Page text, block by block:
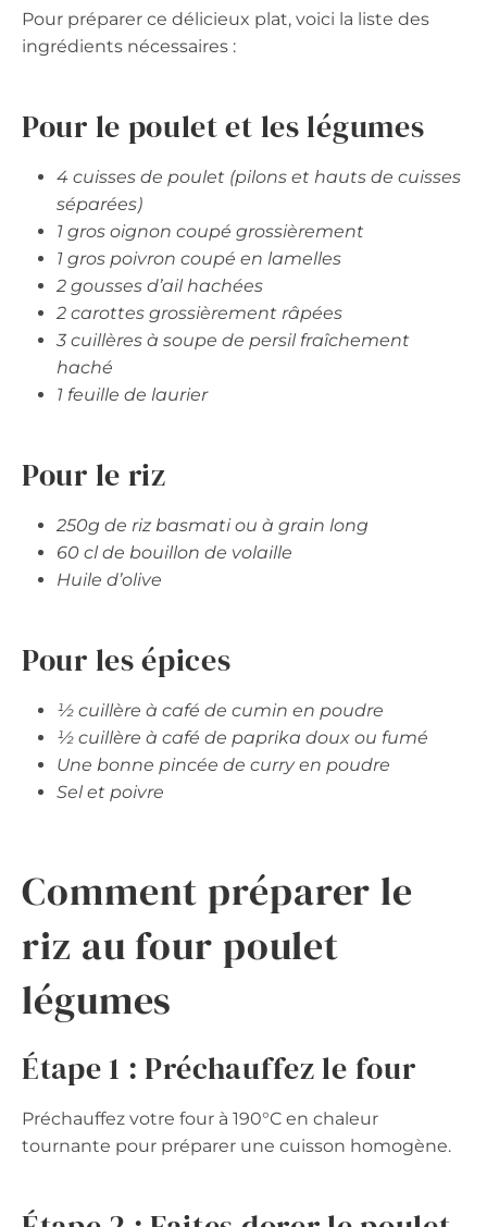
Pour préparer ce délicieux plat, voici la liste des
ingrédients nécessaires :
Pour le poulet et les légumes
4 cuisses de poulet (pilons et hauts de cuisses
séparées)
1 gros oignon coupé grossièrement
1 gros poivron coupé en lamelles
2 gousses d’ail hachées
2 carottes grossièrement râpées
3 cuillères à soupe de persil fraîchement
haché
1 feuille de laurier
Pour le riz
250g de riz basmati ou à grain long
60 cl de bouillon de volaille
Huile d’olive
Pour les épices
½ cuillère à café de cumin en poudre
½ cuillère à café de paprika doux ou fumé
Une bonne pincée de curry en poudre
Sel et poivre
Comment préparer le
riz au four poulet
légumes
Étape 1 : Préchauffez le four
Préchauffez votre four à 190°C en chaleur
tournante pour préparer une cuisson homogène.